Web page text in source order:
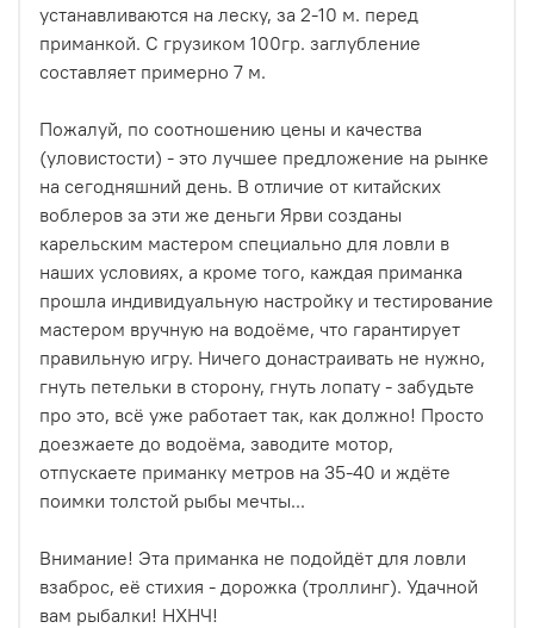
устанавливаются на леску, за 2-10 м. перед
приманкой. С грузиком 100гр. заглубление
составляет примерно 7 м.
Пожалуй, по соотношению цены и качества
(уловистости) - это лучшее предложение на рынке
на сегодняшний день. В отличие от китайских
воблеров за эти же деньги Ярви созданы
карельским мастером специально для ловли в
наших условиях, а кроме того, каждая приманка
прошла индивидуальную настройку и тестирование
мастером вручную на водоёме, что гарантирует
правильную игру. Ничего донастраивать не нужно,
гнуть петельки в сторону, гнуть лопату - забудьте
про это, всё уже работает так, как должно! Просто
доезжаете до водоёма, заводите мотор,
отпускаете приманку метров на 35-40 и ждёте
поимки толстой рыбы мечты...
Внимание! Эта приманка не подойдёт для ловли
взаброс, её стихия - дорожка (троллинг). Удачной
вам рыбалки! НХНЧ!